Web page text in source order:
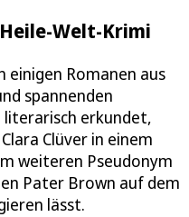
Welt-Krimi
einigen Romanen aus
spannenden
erkundet,
Clüver in einem
weiteren Pseudonym
Pater Brown auf dem
lässt.